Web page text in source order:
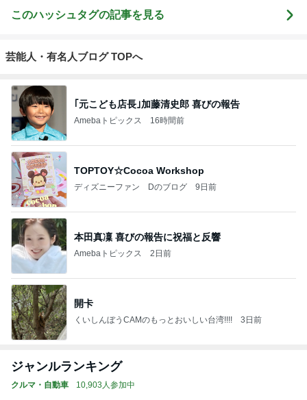
このハッシュタグの記事を見る
芸能人・有名人ブログ TOPへ
｢元こども店長｣加藤清史郎 喜びの報告
Amebaトピックス 16時間前
TOPTOY☆Cocoa Workshop
ディズニーファン Dのブログ 9日前
本田真凜 喜びの報告に祝福と反響
Amebaトピックス 2日前
開卡
くいしんぼうCAMのもっとおいしい台湾!!!! 3日前
ジャンルランキング
クルマ・自動車 10,903人参加中